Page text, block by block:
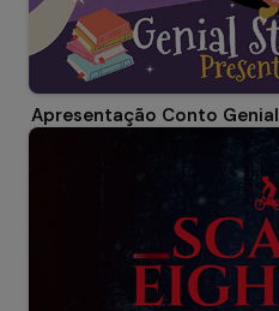
Apresentação Conto Genial